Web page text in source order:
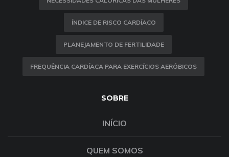
ÍNDICE DE RISCO CARDÍACO
PLANEJAMENTO DE FERTILIDADE
FREQUÊNCIA CARDÍACA PARA EXERCÍCIOS AERÓBICOS
SOBRE
INÍCIO
QUEM SOMOS